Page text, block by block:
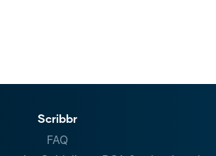
Scribbr
FAQ